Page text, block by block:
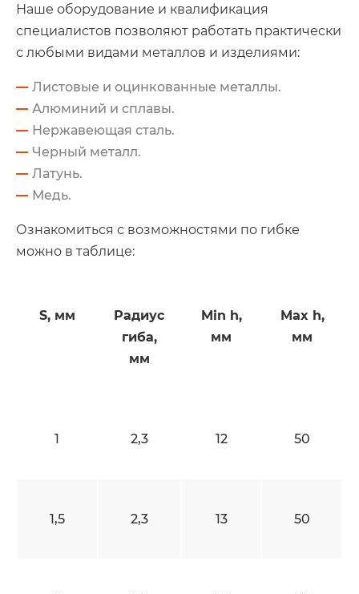
Наше оборудование и квалификация
специалистов позволяют работать практически
с любыми видами металлов и изделиями:
Листовые и оцинкованные металлы.
Алюминий и сплавы.
Нержавеющая сталь.
Черный металл.
Латунь.
Медь.
Ознакомиться с возможностями по гибке
можно в таблице:
S, мм
Радиус
гиба,
мм
Min h,
мм
Max h,
мм
1 2,3 12 50
1,5 2,3 13 50